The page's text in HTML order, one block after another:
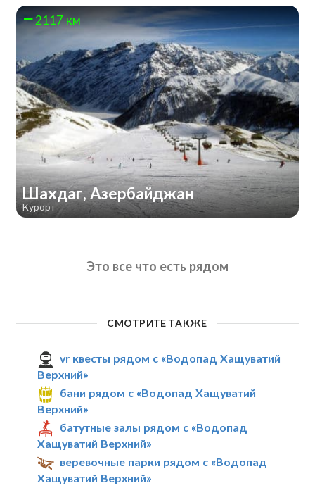
2117 км
Шахдаг, Азербайджан
Курорт
Это все что есть рядом
СМОТРИТЕ ТАКЖЕ
vr квесты рядом с «Водопад Хащуватий
Верхний»
бани рядом с «Водопад Хащуватий
Верхний»
батутные залы рядом с «Водопад
Хащуватий Верхний»
веревочные парки рядом с «Водопад
Хащуватий Верхний»